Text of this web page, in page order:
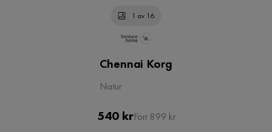
1 av 16
Chennai Korg
Natur
Pris
540 krOriginal
Förr 899 kr